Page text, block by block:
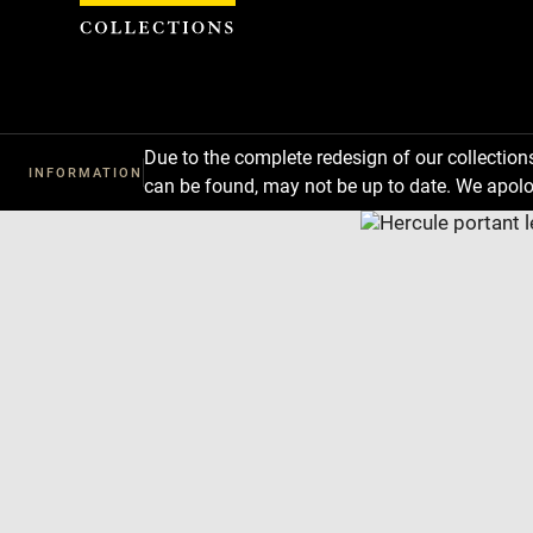
INFORMATION
Due to the complete redesign of our
can be found, may not be up to date. We
Cookies management panel